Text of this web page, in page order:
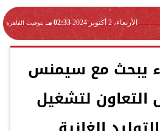
الأربعاء، 2 أكتوبر 2024 02:33 مـ بتوقيت القاهرة
يبحث مع سيمنس
التعاون لتشغيل